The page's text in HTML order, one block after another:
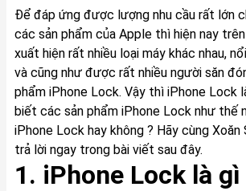
Để đáp ứng được lượng nhu cầu rất lớn
các sản phẩm của Apple thì hiện nay
xuất hiện rất nhiều loại máy khác nhau,
và cũng như được rất nhiều người săn
phẩm iPhone Lock. Vậy thì iPhone Lock
biết các sản phẩm iPhone Lock như thế
iPhone Lock hay không ? Hãy cùng
trả lời ngay trong bài viết sau đây.
1. iPhone Lock là gì